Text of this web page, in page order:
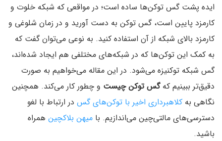
ایده پشت گس توکن‌‌ها ساده است؛ در مواقعی که شبکه خلوت و
کارمزد پایین است، گس توکن به‌ دست آورید و در زمان شلوغی و
کارمزد بالای شبکه از آن استفاده کنید. به نوعی می‌توان گفت که
به کمک این توکن‌ها که در شبکه‌های مختلفی هم ایجاد شده‌اند،
گس شبکه توکنیزه می‌شود. در این مقاله می‌خواهیم به صورت
دقیق‌تر ببینیم کهگس توکن چیست و چطور کار می‌کند. همچنین
نگاهی به کلاهبرداری اخیر با توکن‌های گس در ارتباط با لغو
دسترسی‌های مالتی‌چین می‌اندازیم. با میهن بلاکچین همراه
باشید.